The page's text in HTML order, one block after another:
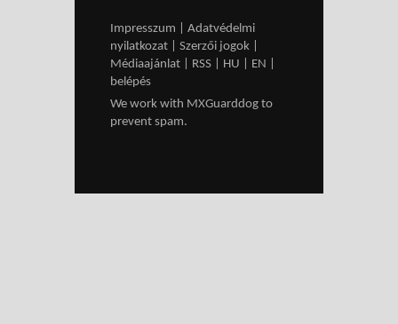
Impresszum
Adatvédelmi
nyilatkozat
Szerzői jogok
Médiaajánlat
RSS HU EN
belépés
We work with MXGuarddog to
prevent spam.